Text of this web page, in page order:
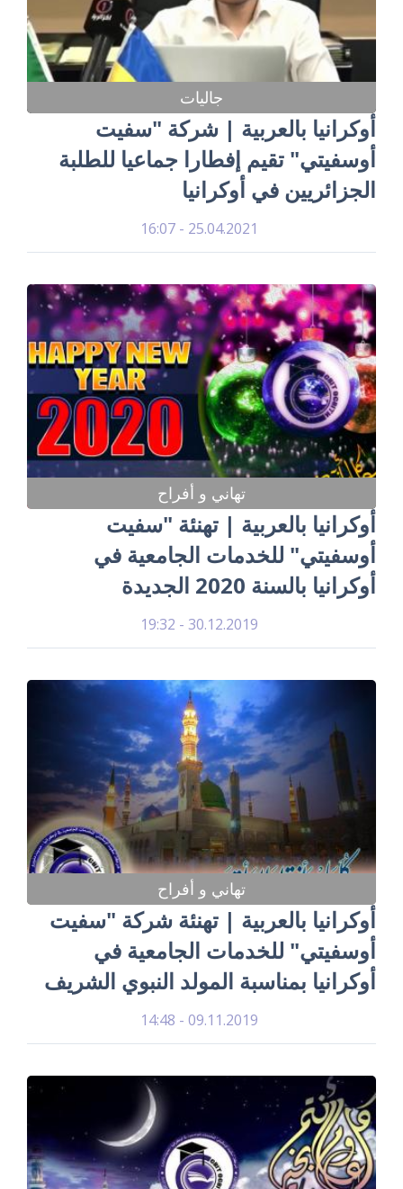
جاليات
أوكرانيا بالعربية | شركة "سفيت
أوسفيتي" تقيم إفطارا جماعيا للطلبة
الجزائريين في أوكرانيا
25.04.2021 - 16:07
تهاني و أفراح
أوكرانيا بالعربية | تهنئة "سفيت
أوسفيتي" للخدمات الجامعية في
أوكرانيا بالسنة 2020 الجديدة
30.12.2019 - 19:32
تهاني و أفراح
أوكرانيا بالعربية | تهنئة شركة "سفيت
أوسفيتي" للخدمات الجامعية في
أوكرانيا بمناسبة المولد النبوي الشريف
09.11.2019 - 14:48